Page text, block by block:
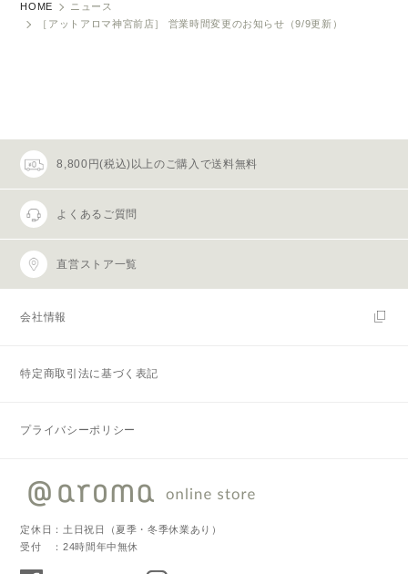
HOME
ニュース
［アットアロマ神宮前店］ 営業時間変更のお知らせ（9/9更新）
8,800円(税込)以上のご購入で送料無料
よくあるご質問
直営ストア一覧
会社情報
特定商取引法に基づく表記
プライバシーポリシー
定休日：土日祝日（夏季・冬季休業あり）
受付 ：24時間年中無休